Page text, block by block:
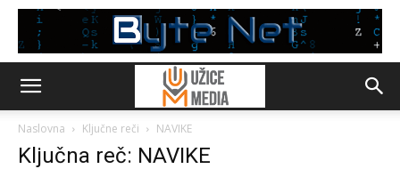
Naslovna Ključne reči NAVIKE
Ključna reč: NAVIKE